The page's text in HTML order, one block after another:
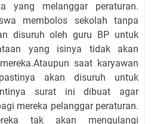
yang melanggar peraturan.
membolos sekolah tanpa
disuruh oleh guru BP untuk
yang isinya tidak akan
saat karyawan
akan disuruh untuk
surat ini dibuat agar
mereka pelanggar peraturan.
tak akan mengulangi